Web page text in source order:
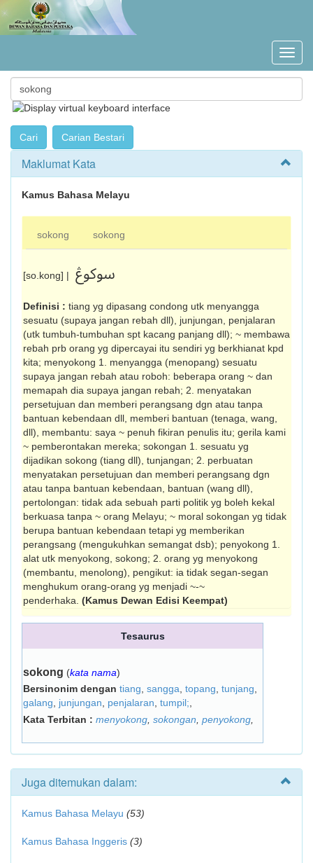
Maklumat Kata
Kamus Bahasa Melayu
sokong sokong
[so.kong] | سوکوڠ
Definisi : tiang yg dipasang condong utk me­nyangga
sesuatu (supaya jangan rebah dll), junjungan, penjalaran
(utk tumbuh-tumbuhan spt kacang panjang dll); ~ membawa
rebah prb orang yg dipercayai itu sendiri yg ber­khianat kpd
kita; menyokong 1. menyangga (menopang) se­suatu
supaya jangan rebah atau roboh: be­berapa orang ~ dan
memapah dia supaya jangan rebah; 2. menyatakan
persetujuan dan memberi perangsang dgn atau tanpa
bantuan kebendaan dll, memberi bantuan (tenaga, wang,
dll), membantu: saya ~ penuh fikiran penulis itu; gerila kami
~ pembe­rontakan mereka; sokongan 1. sesuatu yg
dijadikan sokong (tiang dll), tunjangan; 2. perbuatan
menyata­kan persetujuan dan memberi perangsang dgn
atau tanpa bantuan kebendaan, bantuan (wang dll),
pertolongan: tidak ada sebuah parti politik yg boleh kekal
berkuasa tanpa ~ orang Melayu; ~ moral sokongan yg tidak
berupa bantuan kebendaan tetapi yg mem­berikan
perangsang (mengukuhkan semangat dsb); penyokong 1.
alat utk menyokong, sokong; 2. orang yg menyokong
(membantu, meno­long), pengikut: ia tidak segan-segan
menghukum orang-orang yg menjadi ~-~
penderhaka. (Kamus Dewan Edisi Keempat)
Tesaurus
sokong (kata nama)
Bersinonim dengan tiang sangga topang tunjang
galang
junjungan penjalaran tumpil;
Kata Terbitan : menyokong sokongan penyokong
Juga ditemukan dalam:
Kamus Bahasa Melayu (53)
Kamus Bahasa Inggeris (3)